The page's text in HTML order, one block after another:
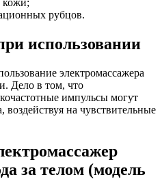
кожи;
рубцов.
использовании
электромассажера
Дело в том, что
импульсы могут
воздействуя на чувствительные
за телом (модель